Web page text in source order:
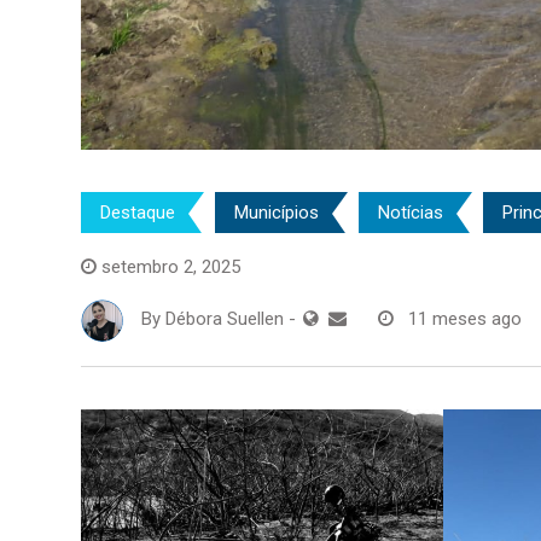
Destaque Municípios Notícias
setembro 2, 2025
By Débora Suellen - 11 meses ago